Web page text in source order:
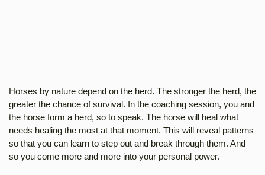
Horses by nature depend on the herd. The stronger the herd, the
greater the chance of survival. In the coaching session, you and
the horse form a herd, so to speak. The horse will heal what
needs healing the most at that moment. This will reveal patterns
so that you can learn to step out and break through them. And
so you come more and more into your personal power.